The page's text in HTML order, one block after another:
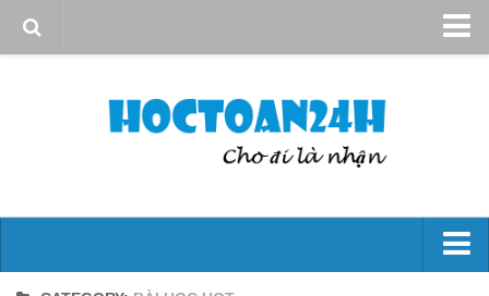
Quy định sử dụng
Đại số 10